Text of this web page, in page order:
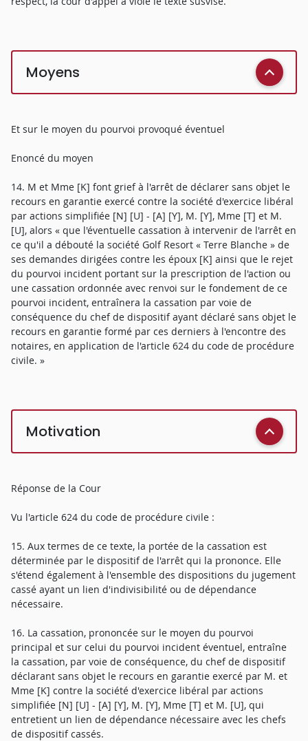
Moyens
Et sur le moyen du pourvoi provoqué éventuel
Enoncé du moyen
14. M et Mme [K] font grief à l'arrêt de déclarer sans objet le
recours en garantie exercé contre la société d'exercice libéral
par actions simplifiée [N] [U] - [A] [Y], M. [Y], Mme [T] et M.
[U], alors « que l'éventuelle cassation à intervenir de l'arrêt en
ce qu'il a débouté la société Golf Resort « Terre Blanche » de
ses demandes dirigées contre les époux [K] ainsi que le rejet
du pourvoi incident portant sur la prescription de l'action ou
une cassation ordonnée avec renvoi sur le fondement de ce
pourvoi incident, entraînera la cassation par voie de
conséquence du chef de dispositif ayant déclaré sans objet le
recours en garantie formé par ces derniers à l'encontre des
notaires, en application de l'article 624 du code de procédure
civile. »
Motivation
Réponse de la Cour
Vu l'article 624 du code de procédure civile :
15. Aux termes de ce texte, la portée de la cassation est
déterminée par le dispositif de l'arrêt qui la prononce. Elle
s'étend également à l'ensemble des dispositions du jugement
cassé ayant un lien d'indivisibilité ou de dépendance
nécessaire.
16. La cassation, prononcée sur le moyen du pourvoi
principal et sur celui du pourvoi incident éventuel, entraîne
la cassation, par voie de conséquence, du chef de dispositif
déclarant sans objet le recours en garantie exercé par M. et
Mme [K] contre la société d'exercice libéral par actions
simplifiée [N] [U] - [A] [Y], M. [Y], Mme [T] et M. [U], qui
entretient un lien de dépendance nécessaire avec les chefs
de dispositif cassés.